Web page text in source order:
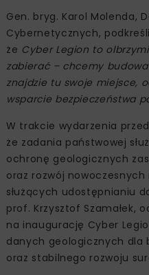
Gen. bryg. Karol Molenda,
Cybernetycznych,
że Cyber Legion to
zabierać – chcemy
znajdzie tu swoje miejsce,
wsparcie bezpieczeństwa
W trakcie wydarzenia
że zadania państwowej
ochronę geologicznych
oraz rozwój
służących udostępnianiu
prof. Krzysztof Szamałek,
na inaugurację Cyber
danych geologicznych dla
oraz stabilnego rozwoju